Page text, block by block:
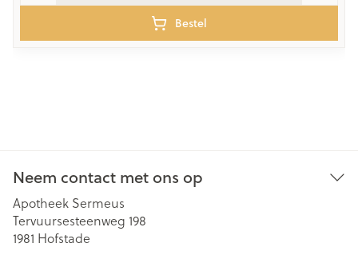
Bestel
Neem contact met ons op
Apotheek Sermeus
Tervuursesteenweg 198
1981 Hofstade